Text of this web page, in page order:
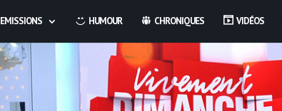
EMISSIONS HUMOUR CHRONIQUES VIDÉOS